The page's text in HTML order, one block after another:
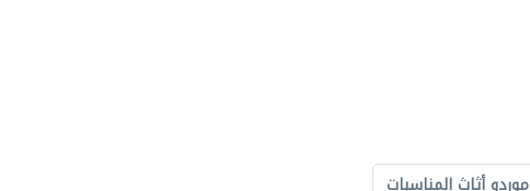
موردو أثاث المناسبات